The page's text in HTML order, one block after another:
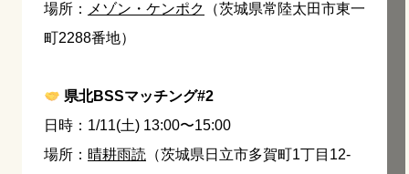
場所：
メゾン・ケンポク
（茨城県常陸太田市東一
町2288番地）
県北BSSマッチング#2
日時：1/11(土) 13:00〜15:00
場所： 晴耕雨読 （茨城県日立市多賀町1丁目12-